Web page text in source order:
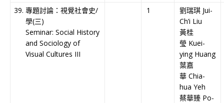
專題討論：視覺社會史/
學(三)
Seminar: Social History
and Sociology of
Visual Cultures III
1
劉瑞琪 Jui-
Ch’i Liu
黃桂
瑩 Kuei-
ying Huang
葉嘉
華 Chia-
hua Yeh
蔡華臻 Po-